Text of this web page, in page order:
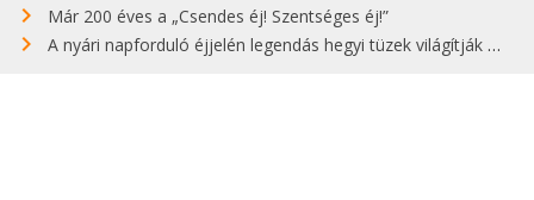
Már 200 éves a „Csendes éj! Szentséges éj!”
A nyári napforduló éjjelén legendás hegyi tüzek világítják meg Zugspitzét